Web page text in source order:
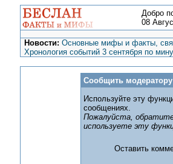
Добро
08
Новости: Основные мифы и факты,
Хронология событий 3 сентября по
Сообщить модератору
Используйте эту
сообщениях.
Пожалуйста,
используете эту
Оставить